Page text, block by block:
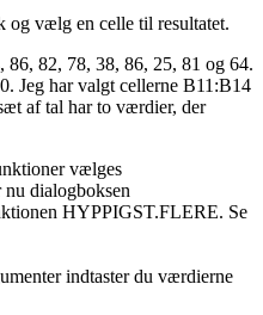
og vælg en celle til resultatet.
86, 82, 78, 38, 86, 25, 81 og 64.
Jeg har valgt cellerne B11:B14
af tal har to værdier, der
vælges
dialogboksen
HYPPIGST.FLERE. Se
indtaster du værdierne